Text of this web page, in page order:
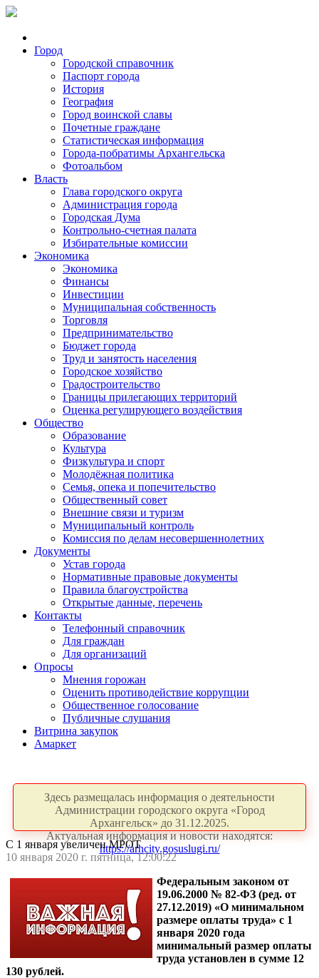
Город
Городской справочник
Паспорт города
История
География
Город воинской славы
Почетные граждане
Статистическая информация
Города-побратимы Архангельска
Фотоальбом
Власть
Глава городского округа
Администрация города
Городская Дума
Контрольно-счетная палата
Избирательные комиссии
Экономика
Экономика
Финансы
Инвестиции
Муниципальная собственность
Торговля
Предпринимательство
Бюджет города
Труд и занятость населения
Городское хозяйство
Градостроительство
Границы прилегающих территорий
Оценка регулирующего воздействия
Общество
Образование
Культура
Физкультура и спорт
Молодёжная политика
Семья, опека и попечительство
Общественный совет
Внешние связи и туризм
Муниципальный контроль
Комиссия по делам несовершеннолетних
Документы
Устав города
Нормативные правовые документы
Правила благоустройства
Открытые данные, перечень
Контакты
Телефонный справочник
Для граждан
Для организаций
Опросы
Мнения горожан
Оценить противодействие коррупции
Общественное голосование
Публичные слушания
Витрина закупок
Амаркет
Здесь размещалась информация о деятельности
Администрации городского округа «Город
Архангельск» до 31.12.2025.
Актуальная информация и новости находятся:
https://arhcity.gosuslugi.ru/
С 1 января увеличен МРОТ
10 января 2020 г. пятница, 12:00:22
Федеральным законом от
19.06.2000 № 82-ФЗ (ред. от
27.12.2019) «О минимальном
размере оплаты труда» с 1
января 2020 года
минимальный размер оплаты
труда установлен в сумме 12
130 рублей.